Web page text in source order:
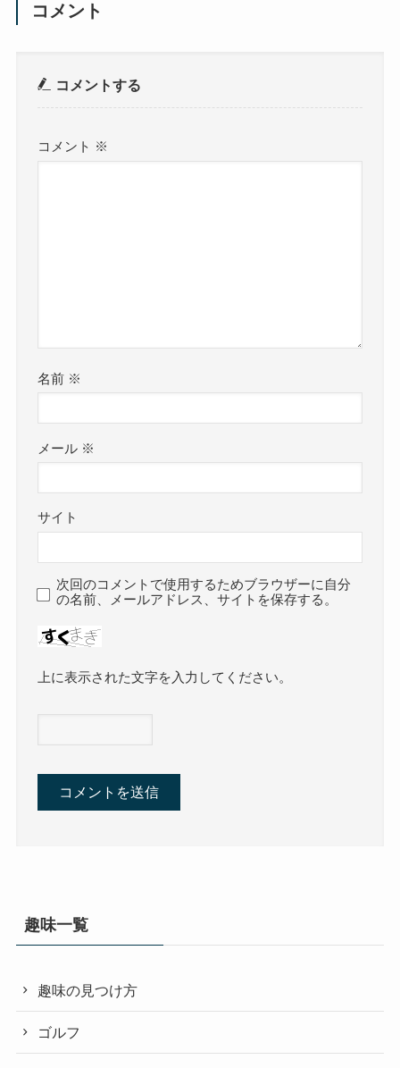
コメント
コメントする
コメント ※
名前 ※
メール ※
サイト
次回のコメントで使用するためブラウザーに自分
の名前、メールアドレス、サイトを保存する。
上に表示された文字を入力してください。
趣味一覧
趣味の見つけ方
ゴルフ